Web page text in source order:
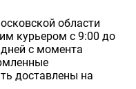
области
курьером с 9:00 до
с момента
доставлены на